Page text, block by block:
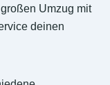
Umzug mit
deinen